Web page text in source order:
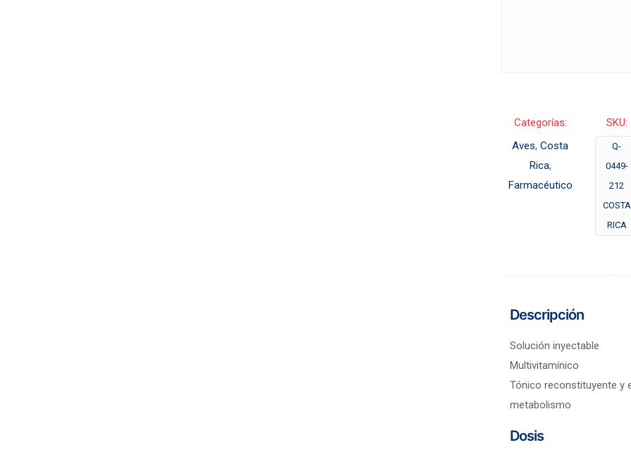
Categorías:
Aves,Costa
Rica,
Farmacéutico
SKU:
Q-
0449-
212
COSTA
RICA
Descripción
Solución inyectable
Multivitamínico
Tónico reconstituyente y
metabolismo
Dosis